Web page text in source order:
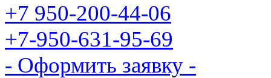
+7 950-200-44-06
+7-950-631-95-69
- Оформить заявку -